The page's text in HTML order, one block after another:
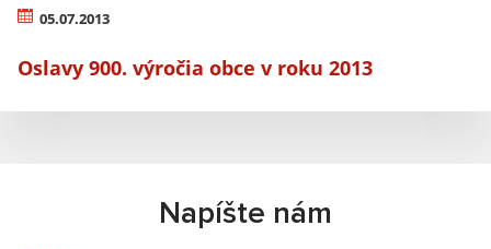
05.07.2013
Oslavy 900. výročia obce v roku 2013
Napíšte nám